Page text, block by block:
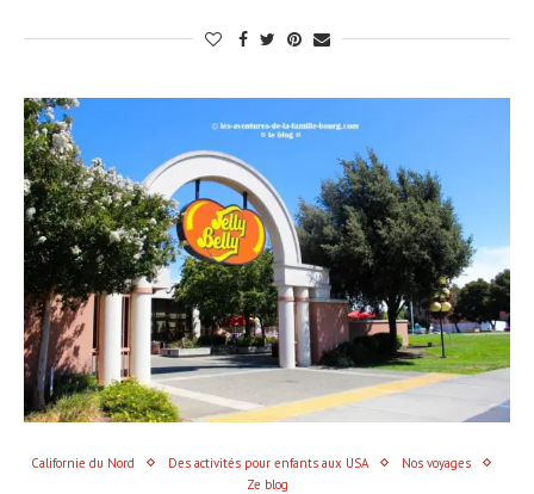
Californie du Nord Des activités pour enfants aux USA
Nos voyages
Ze blog